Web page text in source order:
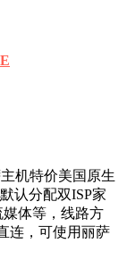
机特价美国原生
认分配双ISP家
体等，线路方
连，可使用丽萨